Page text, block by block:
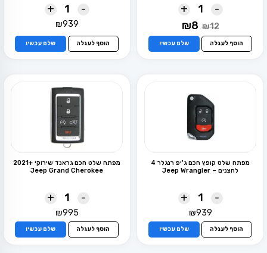
-
+
₪12
המחיר
היה:
₪12.
₪8
הוא:
₪8.
הוסף לעגלה שלם עכשיו
-
+
₪939
הוסף לעגלה שלם עכשיו
מפתח שלט קופץ חכם ג'יפ רנגלר 4
לחצנים – Jeep Wrangler
-
+
₪939
הוסף לעגלה שלם עכשיו
מפתח שלט חכם גראנד שירוקי +2021
Jeep Grand Cherokee
-
+
₪995
הוסף לעגלה שלם עכשיו